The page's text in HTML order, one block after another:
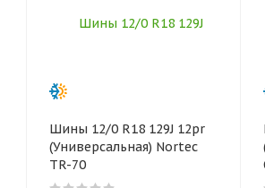
Шины 12/0 R18 129J 12pr
(Универсальная) Nortec
TR-70